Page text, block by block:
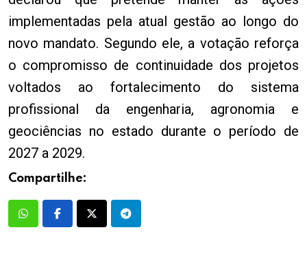
implementadas pela atual gestão ao longo do
novo mandato. Segundo ele, a votação reforça
o compromisso de continuidade dos projetos
voltados ao fortalecimento do sistema
profissional da engenharia, agronomia e
geociências no estado durante o período de
2027 a 2029.
Compartilhe: